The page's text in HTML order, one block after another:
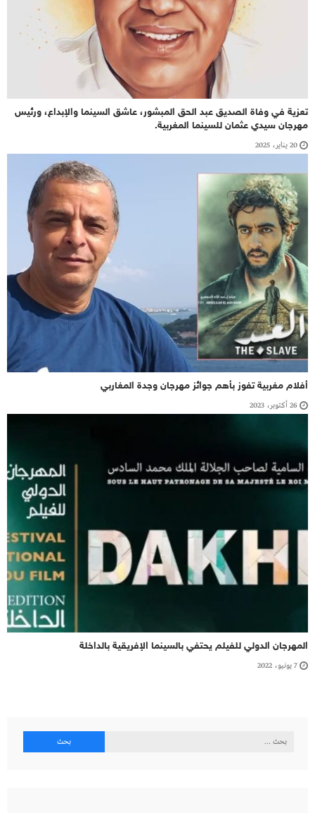
تعزية في وفاة الصديق عبد الحق المبشور، عاشق السينما والإبداع، ورئيس
مهرجان سيدي عثمان للسينما المغربية.
20 يناير، 2025
أفلام مغربية تفوز بأهم جوائز مهرجان وجدة المغاربي
26 أكتوبر، 2023
المهرجان الدولي للفيلم يحتفي بالسينما الإفريقية بالداخلة
7 يونيو، 2022
البحث